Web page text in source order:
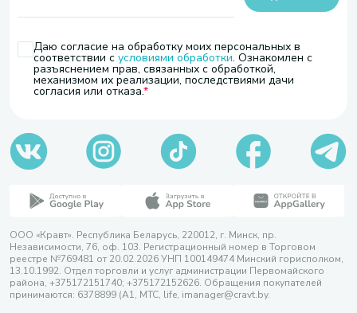
Даю согласие на обработку моих персональных в
соответствии с условиями обработки. Ознакомлен с
разъяснением прав, связанных с обработкой,
механизмом их реализации, последствиями дачи
согласия или отказа.
ООО «Кравт». Республика Беларусь, 220012, г. Минск, пр.
Независимости, 76, оф. 103. Регистрационный номер в Торговом
реестре №769481 от 20.02.2026 УНП 100149474 Минский горисполком,
13.10.1992. Отдел торговли и услуг администрации Первомайского
района, +375172151740; +375172152626. Обращения покупателей
принимаются: 6378899 (А1, МТС, life, imanager@cravt.by.